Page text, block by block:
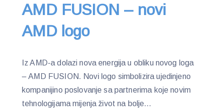
AMD FUSION – novi
AMD logo
Iz AMD-a dolazi nova energija u obliku novog loga
– AMD FUSION. Novi logo simbolizira ujedinjeno
kompanijino poslovanje sa partnerima koje novim
tehnologijama mijenja život na bolje…